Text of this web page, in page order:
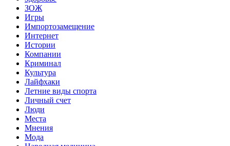
ЗОЖ
Игры
Импортозамещение
Интернет
Истории
Компании
Криминал
Культура
Лайфхаки
Летние виды спорта
Личный счет
Люди
Места
Мнения
Мода